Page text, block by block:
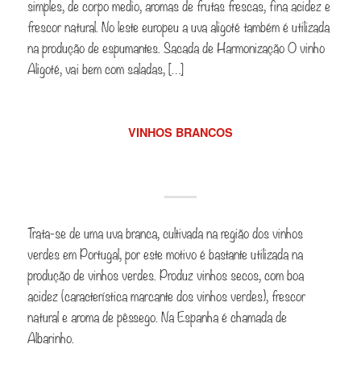
simples, de corpo medio, aromas de frutas frescas, fina acidez e
frescor natural. No leste europeu a uva aligoté também é utilizada
na produção de espumantes. Sacada de Harmonização O vinho
Aligoté, vai bem com saladas, […]
VINHOS BRANCOS
Trata-se de uma uva branca, cultivada na região dos vinhos
verdes em Portugal, por este motivo é bastante utilizada na
produção de vinhos verdes. Produz vinhos secos, com boa
acidez (característica marcante dos vinhos verdes), frescor
natural e aroma de pêssego. Na Espanha é chamada de
Albarinho.